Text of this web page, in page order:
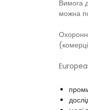
Вимога
можна